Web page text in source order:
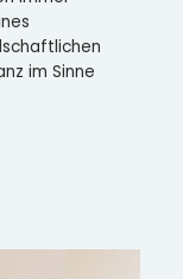
im Sinne